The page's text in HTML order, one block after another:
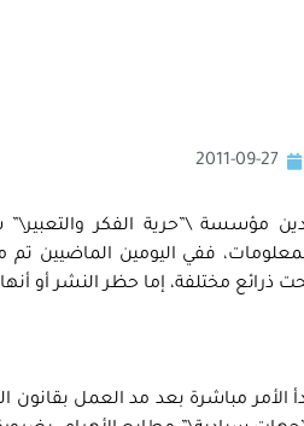
2011-09-27
مؤسسة \”حرية الفكر
ففي اليومين الماضيين
ذرائع مختلفة، إما حظر النشر أو
الأمر مباشرة بعد مد العمل بقانون